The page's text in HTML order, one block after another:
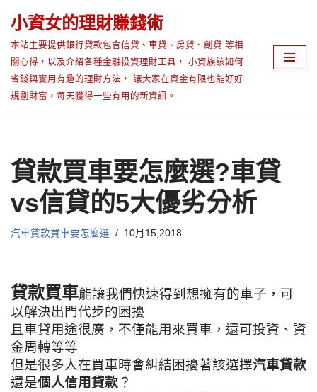
Skip
to
content
小資女的理財賺錢術
本站主要提供銀行貸款包含信貸、車貸、房貸、創貸 等相
關心得，以及介紹各種金融投資理財工具， 小資族該如何
省錢與實用有趣的理財方法， 讓大家在資金有限也能好好
規劃財富，每天獲得一些有用的新資訊。
貸款買車要怎麼選?車貸
vs信貸的5大優劣分析
汽車貸款買車要怎麼選 10月15,2018
貸款買車能讓我們快速得到想擁有的車子，可
以解決出門代步的困擾
且車貸用途很廣，不僅能用來買車，還可投資、資
金周轉等等
但是很多人在買車時會糾結困擾著該選擇汽車貸款
還是個人信用貸款 ？